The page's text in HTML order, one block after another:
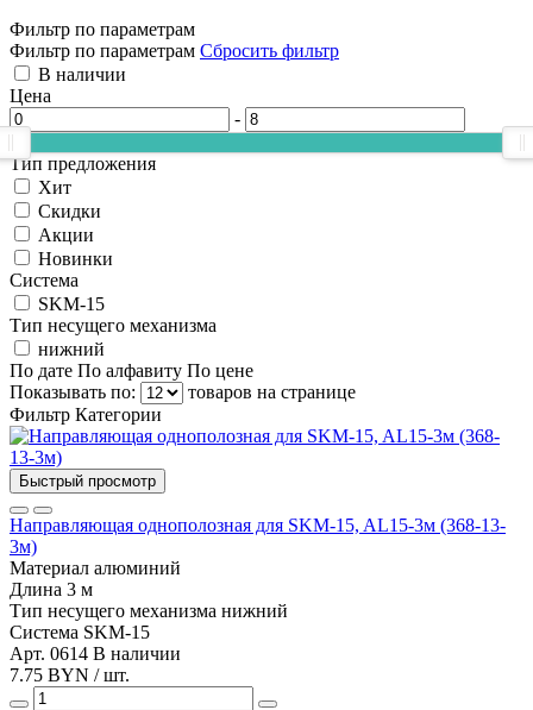
Фильтр по параметрам
Фильтр по параметрам Сбросить фильтр
В наличии
Цена
-
Тип предложения
Хит
Скидки
Акции
Новинки
Система
SKM-15
Тип несущего механизма
нижний
По дате По алфавиту По цене
Показывать по:
товаров на странице
Фильтр Категории
Быстрый просмотр
Направляющая однополозная для SKM-15, AL15-3м (368-13-
3м)
Материал алюминий
Длина 3 м
Тип несущего механизма нижний
Система SKM-15
Арт. 0614 В наличии
7.75 BYN / шт.